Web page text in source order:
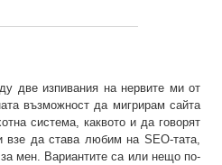
две изпивания на нервите ми от
възможност да мигрирам сайта
система, каквото и да говорят
да става любим на SEO-тата,
мен. Вариантите са или нещо по-